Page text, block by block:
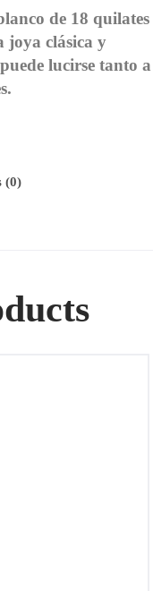
de 18 quilates
joya clásica y
lucirse tanto a
(0)